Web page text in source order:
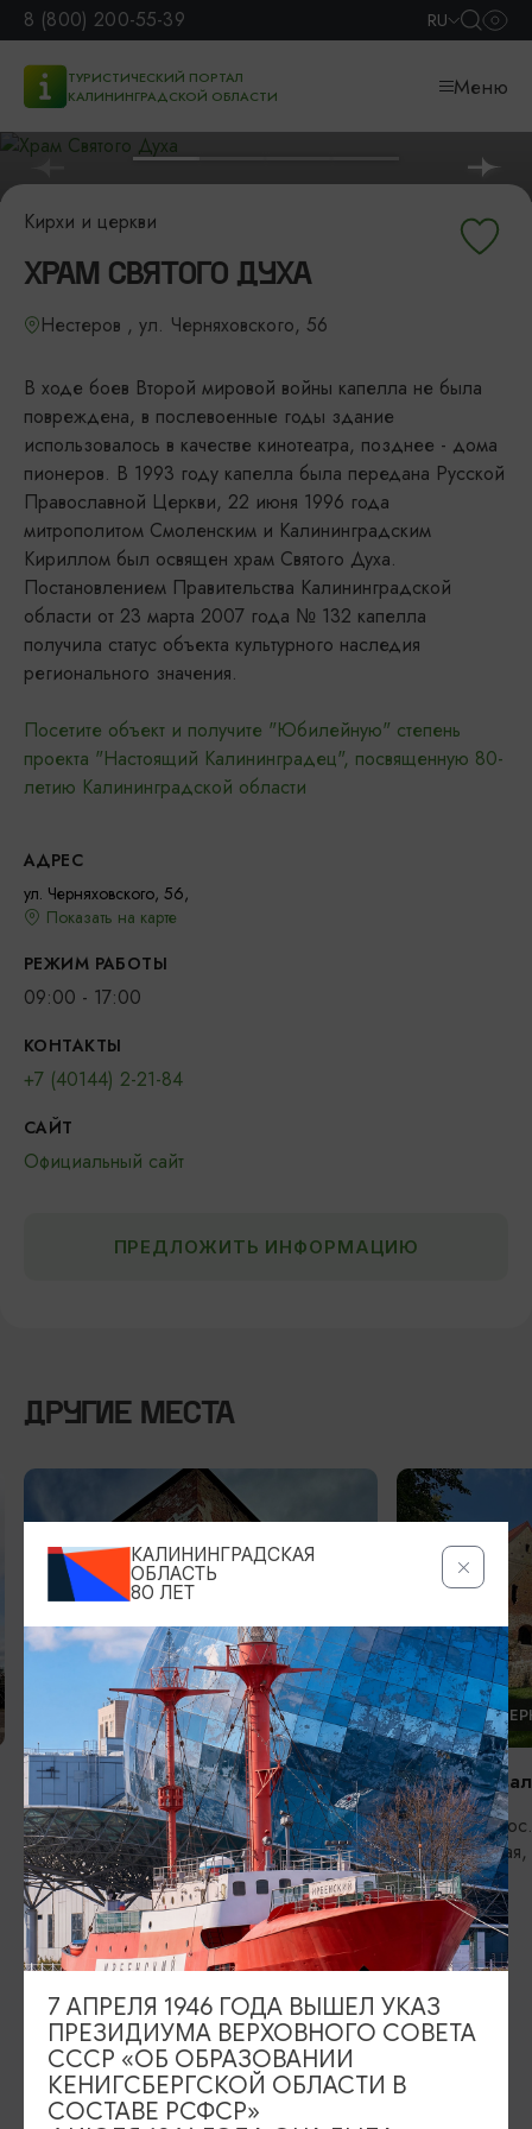
8 (800) 200-55-39 RU
ТУРИСТИЧЕСКИЙ ПОРТАЛ
КАЛИНИНГРАДСКОЙ ОБЛАСТИ
Меню
Кирхи и церкви
ХРАМ СВЯТОГО ДУХА
Нестеров , ул. Черняховского, 56
В ходе боев Второй мировой войны капелла не была
повреждена, в послевоенные годы здание
использовалось в качестве кинотеатра, позднее - дома
пионеров. В 1993 году капелла была передана Русской
Православной Церкви, 22 июня 1996 года
митрополитом Смоленским и Калининградским
Кириллом был освящен храм Святого Духа.
Постановлением Правительства Калининградской
области от 23 марта 2007 года № 132 капелла
получила статус объекта культурного наследия
регионального значения.
Посетите объект и получите "Юбилейную" степень
проекта "Настоящий Калининградец", посвященную 80-
летию Калининградской области
АДРЕС
ул. Черняховского, 56,
Показать на карте
РЕЖИМ РАБОТЫ
09:00 - 17:00
КОНТАКТЫ
+7 (40144) 2-21-84
САЙТ
Официальный сайт
ПРЕДЛОЖИТЬ ИНФОРМАЦИЮ
ДРУГИЕ МЕСТА
КИРХИ И ЦЕРКВИ
Кирха Рудау. Парк-Музей
Зеленоградск, пос. Мельниково, ул.
Центральная
КИРХИ И
Кирха
Гурьевск,
ИЩИТЕ ТАКЖЕ НА НАШЕМ САЙТЕ
Серебряное ожерелье
Электронная виза
Туры и экскурсии
Афиша мероприятий
КАЛИНИНГРАДСКАЯ
ОБЛАСТЬ
80 ЛЕТ
7 АПРЕЛЯ 1946 ГОДА ВЫШЕЛ УКАЗ
ПРЕЗИДИУМА ВЕРХОВНОГО СОВЕТА
СССР «ОБ ОБРАЗОВАНИИ
КЕНИГСБЕРГСКОЙ ОБЛАСТИ В
СОСТАВЕ РСФСР»